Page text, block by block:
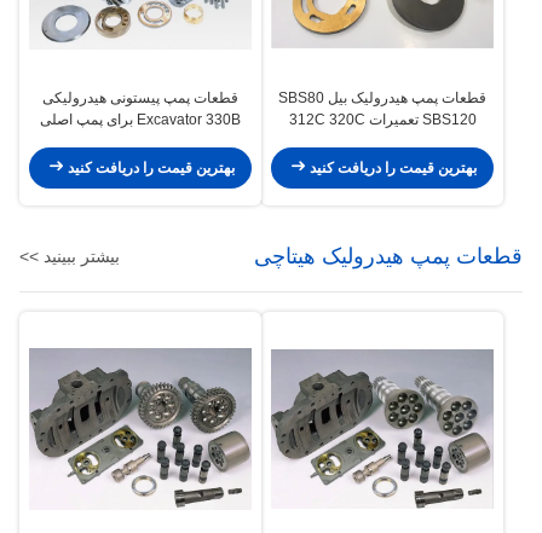
قطعات پمپ هیدرولیک بیل SBS80
SBS120 تعمیرات 312C 320C
بهترین قیمت را دریافت کنید
قطعات پمپ پیستونی هیدرولیکی
Excavator 330B برای پمپ اصلی
بهترین قیمت را دریافت کنید
قطعات پمپ هیدرولیک هیتاچی بیشتر ببینید >>